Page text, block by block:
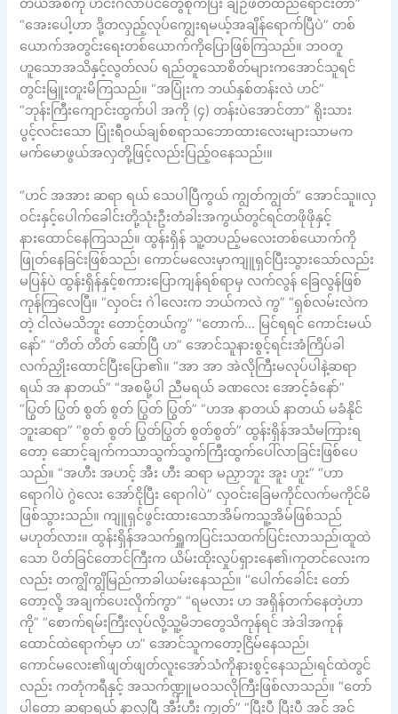
တယ်အစ်ကို ဟင်းဂလာပင်တွေစိုက်ပြီး ချဉ်ဖတ်ထည်ရောင်းတာ”
“အေးပေါ့ဟာ ဒို့တလှည့်လုပ်ကျွေးရမယ့်အချိန်ရောက်ပြီပဲ” တစ်
ယောက်အတွင်းရေးတစ်ယောက်ကိုပြောဖြစ်ကြသည်။ ဘဝတူ
ဟူသောအသိနှင့်လွတ်လပ် ရည်တူသောစိတ်များကအောင်သူရင်
တွင်းမြူးတူးမိကြသည်။ “အပြုံးက ဘယ်နှစ်တန်းလဲ ဟင်”
“ဘုန်းကြီးကျောင်းထွက်ပါ အကို (၄) တန်းပဲအောင်တာ” ရိုးသား
ပွင့်လင်းသော ပြုံးရီဝယ်ချစ်စရာသဘောထားလေးများသာမက
မက်မောဖွယ်အလှတို့ဖြင့်လည်းပြည့်ဝနေသည်၊။
“ဟင် အအား ဆရာ ရယ် သေပါပြီကွယ် ကျွတ်ကျွတ်” အောင်သူ။လှ
ဝင်းနှင့်ပေါက်ခေါင်းတို့သုံးဦးတံခါးအကွယ်တွင်ရင်တဖိုဖိုနှင့်
နားထောင်နေကြသည်။ ထွန်းရှိန် သူ့တပည့်မလေးတစ်ယောက်ကို
ဖြုတ်နေခြင်းဖြစ်သည်၊ ကောင်မလေးမှာကျူရှင်ပြီးသွားသော်လည်း
မပြန်ပဲ ထွန်းရှိန်နှင့်စကားပြောကျန်ရစ်ရာမှ လက်လွန် ခြေလွန်ဖြစ်
ကုန်ကြလေပြီ။ “လှဝင်း ဂဲါလေးက ဘယ်ကလဲ ကွ” “ရှစ်လမ်းလဲက
တဲ့ ငါလဲမသိဘူး တောင့်တယ်ကွ” “တောက်… မြင်ရရင် ကောင်းမယ်
နော်” “တိတ် တိတ် ဆော်ပြီ ဟ” အောင်သူနားစွင့်ရင်းအံကြိပ်ခါ
လက်ညှိုးထောင်ပြီးပြော၏။ “အာ အာ အဲလိုကြီးမလုပ်ပါနဲ့ဆရာ
ရယ် အ နာတယ်” “အစမို့ပါ ညီမရယ် ခဏလေး အောင့်ခံနော်”
“ပြွတ် ပြွတ် စွတ် စွတ် ပြွတ် ပြွတ်” “ဟအ နာတယ် နာတယ် မခံနိုင်
ဘူးဆရာ” “စွတ် စွတ် ပြွတ်ပြွတ် စွတ်စွတ်” ထွန်းရှိန်အသံမကြားရ
တော့ ဆောင့်ချက်ကသာသွက်သွက်ကြီးထွက်ပေါ်လာခြင်းဖြစ်ပေ
သည်။ “အဟီး အဟင့် အီး ဟီး ဆရာ မညှာဘူး အူး ဟူး” “ဟာ
ရောဂါပဲ ဂွဲလေး အော်ငိုပြီး ရောဂါပဲ” လှဝင်းခြေမကိုင်လက်မကိုင်မိ
ဖြစ်သွားသည်။ ကျူရှင်ဖွင်းထားသောအိမ်ကသူ့အိမ်ဖြစ်သည်
မဟုတ်လား။ ထွန်းရှိန်အသက်ရှူကပြင်းသထက်ပြင်းလာသည်၊ထူထဲ
သော ပိတ်ခြင်တောင်ကြီးက ယိမ်းထိုးလှုပ်ရှားနေ၏၊ကုတင်လေးက
လည်း တကျွိကျွိမြည်ကာခါယမ်းနေသည်။ “ပေါက်ခေါင်း တော်
တော့လို့ အချက်ပေးလိုက်ကွာ” “ရမလား ဟ အရှိန်တက်နေတဲ့ဟာ
ကို” “စောက်ရမ်းကြီးလုပ်လို့သူ့မိဘတွေသိကုန်ရင် အဲဒါအကုန်
ထောင်ထဲရောက်မှာ ဟ” အောင်သူကတော့ငြိမ်နေသည်၊
ကောင်မလေး၏ဖျတ်ဖျတ်လူးအော်သံကိုနားစွင့်နေသည်၊ရင်ထဲတွင်
လည်း ကတုံကရီနှင့် အသက်ဏ္ဍှူမဝသလိုကြီးဖြစ်လာသည်။ “တော်
ပါတော့ ဆရာရယ် နာလှပြီ အီးဟီး ကျွတ်” “ပြီးပီ ပြီးပီ အင် အင်